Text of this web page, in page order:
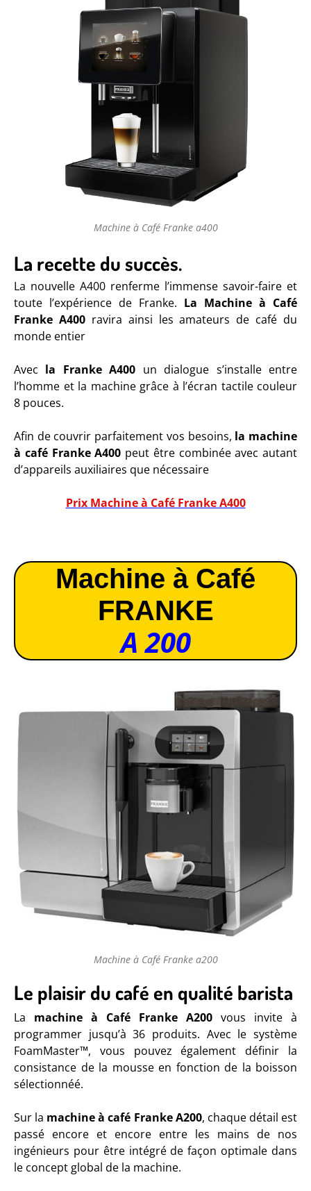
Machine à Café Franke a400
La recette du succès.
La nouvelle A400 renferme l’immense savoir-faire et
toute l’expérience de Franke. La Machine à Café
Franke A400ravira ainsi les amateurs de café du
monde entier
Avec la Franke A400 un dialogue s’installe entre
l’homme et la machine grâce à l’écran tactile couleur
8 pouces.
Afin de couvrir parfaitement vos besoins, la machine
à café Franke A400 peut être combinée avec autant
d’appareils auxiliaires que nécessaire
Prix Machine à Café Franke A400
Machine à Café
FRANKE
A 200
Machine à Café Franke a200
Le plaisir du café en qualité barista
La machine à Café Franke A200 vous invite à
programmer jusqu’à 36 produits. Avec le système
FoamMaster™, vous pouvez également définir la
consistance de la mousse en fonction de la boisson
sélectionnéé.
Sur la machine à café Franke A200, chaque détail est
passé encore et encore entre les mains de nos
ingénieurs pour être intégré de façon optimale dans
le concept global de la machine.